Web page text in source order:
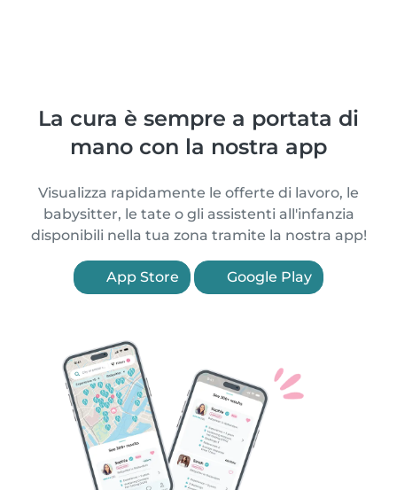
La cura è sempre a portata di
mano con la nostra app
Visualizza rapidamente le offerte di lavoro, le
babysitter, le tate o gli assistenti all'infanzia
disponibili nella tua zona tramite la nostra app!
App Store Google Play